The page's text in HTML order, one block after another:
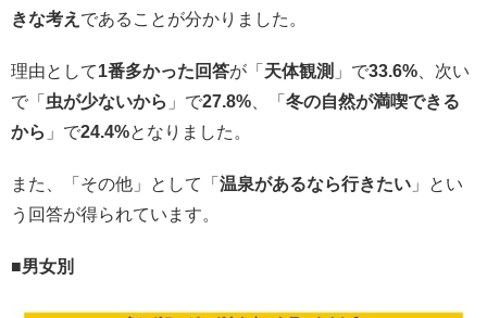
きな考え であることが分かりました。
理由として1番多かった回答が「 天体観測 」で33.6% 、次い
で「 虫が少ないから 」で27.8% 、「 冬の自然が満喫できる
から 」で24.4%となりました。
また、「その他」として「 温泉があるなら行きたい 」とい
う回答が得られています。
■男女別